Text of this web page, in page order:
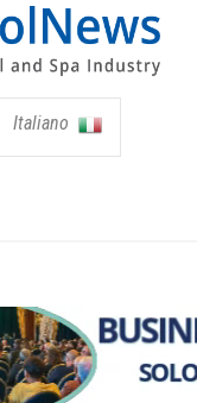
Italiano